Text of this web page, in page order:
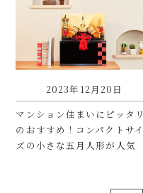
2023年12月20日
マンション住まいにピッタリ
のおすすめ！コンパクトサイ
ズの小さな五月人形が人気